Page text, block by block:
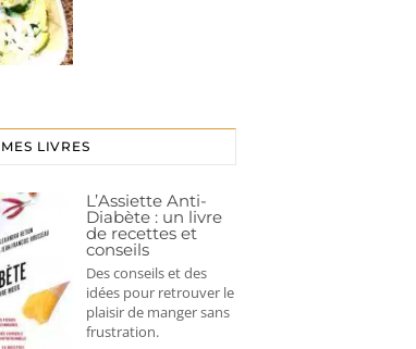
MES LIVRES
L’Assiette Anti-
Diabète : un livre
de recettes et
conseils
Des conseils et des
idées pour retrouver le
plaisir de manger sans
frustration.